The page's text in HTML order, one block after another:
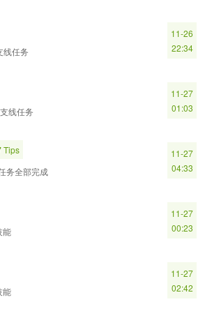
线任务
11-26
22:34
线任务
11-27
01:03
Tips
务全部完成
11-27
04:33
能
11-27
00:23
能
11-27
02:42